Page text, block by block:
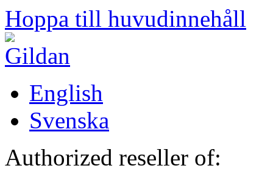
Hoppa till huvudinnehåll
English
Svenska
Authorized reseller of: